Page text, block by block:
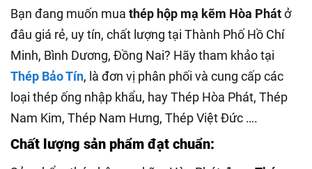
Bạn đang muốn mua thép hộp mạ kẽm Hòa Phátở
đâu giá rẻ, uy tín, chất lượng tại Thành Phố Hồ Chí
Minh, Bình Dương, Đồng Nai? Hãy tham khảo tại
Thép Bảo Tín, là đơn vị phân phối và cung cấp các
loại thép ống nhập khẩu, hay Thép Hòa Phát, Thép
Nam Kim, Thép Nam Hưng, Thép Việt Đức ….
Chất lượng sản phẩm đạt chuẩn: